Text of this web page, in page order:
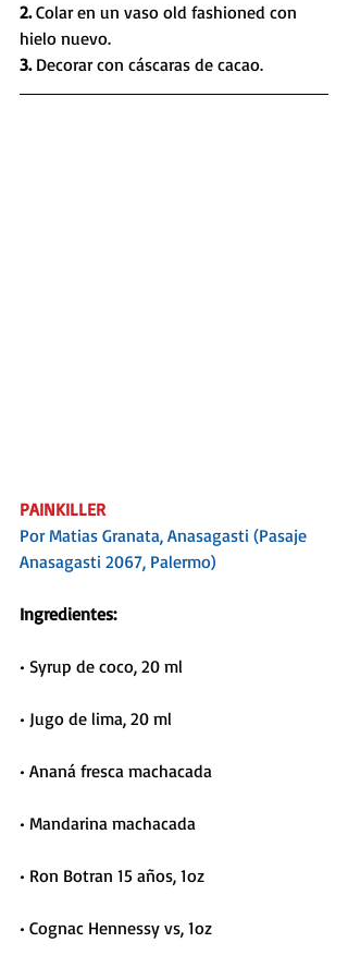
2. Colar en un vaso old fashioned con
hielo nuevo.
3. Decorar con cáscaras de cacao.
PAINKILLER
Por Matias Granata, Anasagasti (Pasaje
Anasagasti 2067, Palermo)
Ingredientes:
• Syrup de coco, 20 ml
• Jugo de lima, 20 ml
• Ananá fresca machacada
• Mandarina machacada
• Ron Botran 15 años, 1oz
• Cognac Hennessy vs, 1oz